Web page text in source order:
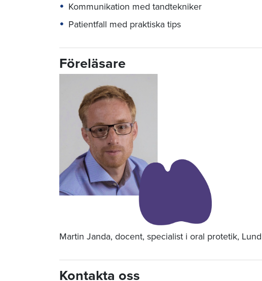
Kommunikation med tandtekniker
Patientfall med praktiska tips
Föreläsare
Martin Janda, docent, specialist i oral protetik, Lund
Kontakta oss